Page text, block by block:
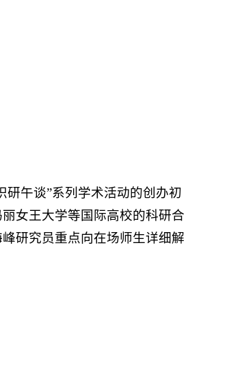
午谈”系列学术活动的创办初
女王大学等国际高校的科研合
研究员重点向在场师生详细解